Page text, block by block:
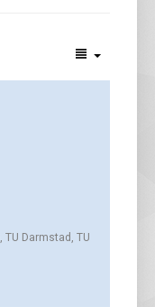
, TU Darmstad, TU